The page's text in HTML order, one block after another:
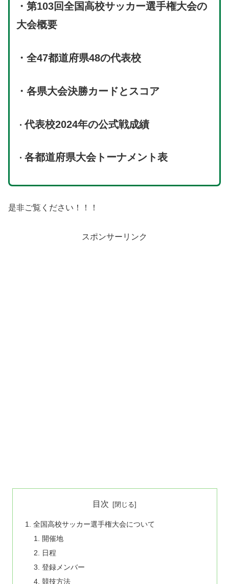
・第103回全国高校サッカー選手権大会の
大会概要
・全47都道府県48の代表校
・各県大会決勝カードとスコア
・代表校2024年の公式戦成績
・ 各都道府県大会トーナメント表
是非ご覧ください！！！
スポンサーリンク
目次
全国高校サッカー選手権大会について
開催地
日程
登録メンバー
競技方法